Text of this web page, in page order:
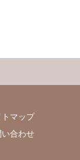
トマップ
い合わせ